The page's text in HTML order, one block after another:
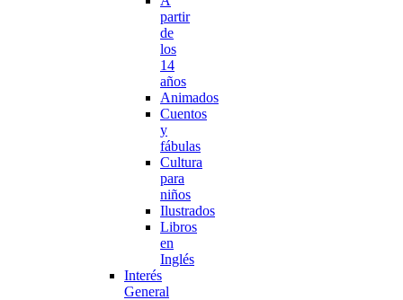
partir
de
los
14
años
Animados
Cuentos
y
fábulas
Cultura
para
niños
Ilustrados
Libros
en
Inglés
Interés
General